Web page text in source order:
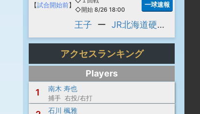
【試合開始前】
◇開始 8/26 18:00
一球速報
王子 ー JR北海道硬式野球クラブ
アクセスランキング
Players
1
南木 寿也
捕手 右投/右打
石川 楓雅